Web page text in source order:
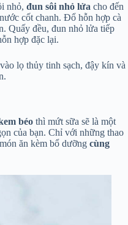
nhỏ, đun sôi nhỏ lửa cho đến
cốt chanh. Đổ hỗn hợp cà
Quấy đều, đun nhỏ lửa tiếp
hợp đặc lại.
lọ thủy tinh sạch, đậy kín và
béo thì mứt sữa sẽ là một
của bạn. Chỉ với những thao
ăn kèm bổ dưỡng cùng